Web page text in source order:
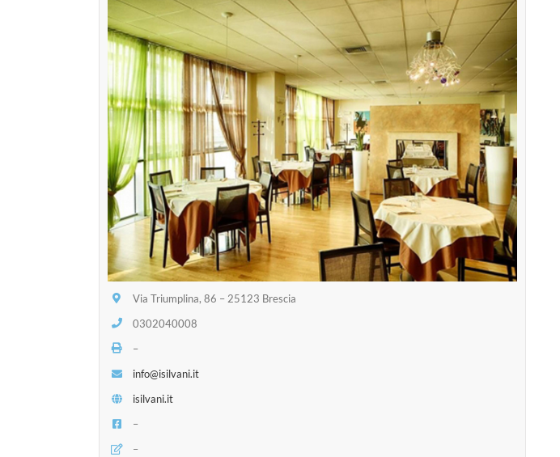
Via Triumplina, 86 – 25123 Brescia
0302040008
–
info@isilvani.it
isilvani.it
–
–